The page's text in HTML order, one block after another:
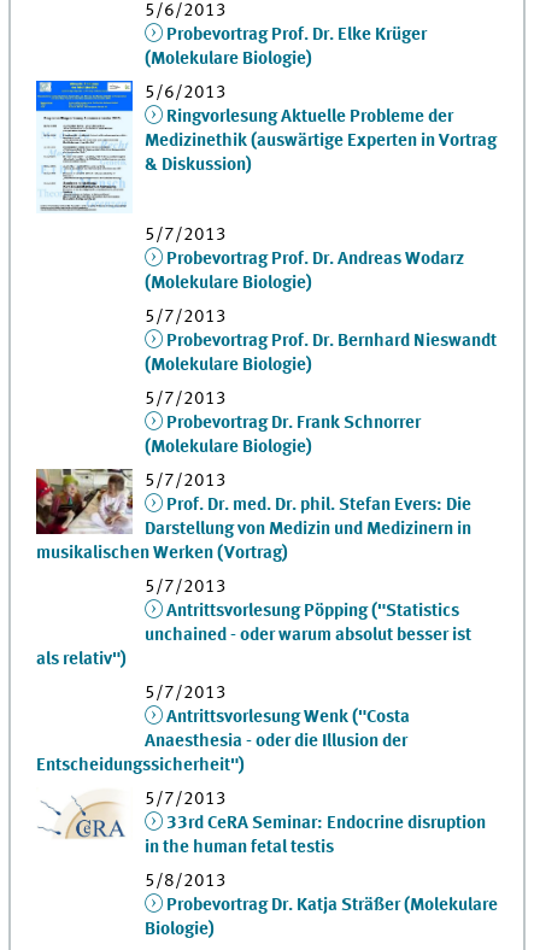
5/6/2013
Probevortrag Prof. Dr. Elke Krüger
(Molekulare Biologie)
5/6/2013
Ringvorlesung Aktuelle Probleme der
Medizinethik (auswärtige Experten in Vortrag
& Diskussion)
5/7/2013
Probevortrag Prof. Dr. Andreas Wodarz
(Molekulare Biologie)
5/7/2013
Probevortrag Prof. Dr. Bernhard Nieswandt
(Molekulare Biologie)
5/7/2013
Probevortrag Dr. Frank Schnorrer
(Molekulare Biologie)
5/7/2013
Prof. Dr. med. Dr. phil. Stefan Evers: Die
Darstellung von Medizin und Medizinern in
musikalischen Werken (Vortrag)
5/7/2013
Antrittsvorlesung Pöpping ("Statistics
unchained - oder warum absolut besser ist
als relativ")
5/7/2013
Antrittsvorlesung Wenk ("Costa
Anaesthesia - oder die Illusion der
Entscheidungssicherheit")
5/7/2013
33rd CeRA Seminar: Endocrine disruption
in the human fetal testis
5/8/2013
Probevortrag Dr. Katja Sträßer (Molekulare
Biologie)